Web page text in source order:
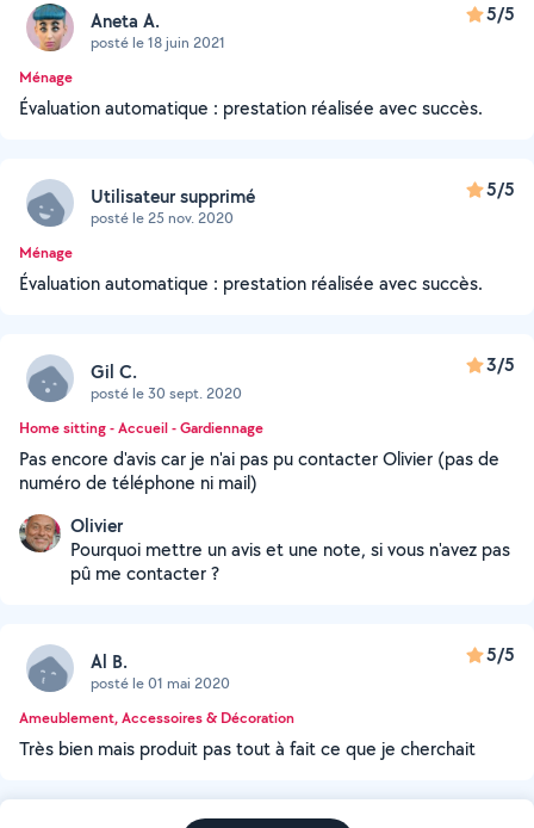
Aneta A.
posté le 18 juin 2021
5/5
Ménage
Évaluation automatique : prestation réalisée avec succès.
Utilisateur supprimé
posté le 25 nov. 2020
5/5
Ménage
Évaluation automatique : prestation réalisée avec succès.
Gil C.
posté le 30 sept. 2020
3/5
Home sitting - Accueil - Gardiennage
Pas encore d'avis car je n'ai pas pu contacter Olivier (pas de
numéro de téléphone ni mail)
Olivier
Pourquoi mettre un avis et une note, si vous n'avez pas
pû me contacter ?
Al B.
posté le 01 mai 2020
5/5
Ameublement, Accessoires & Décoration
Très bien mais produit pas tout à fait ce que je cherchait